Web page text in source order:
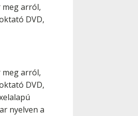
meg arról,
DVD,
meg arról,
DVD,
nyelven a